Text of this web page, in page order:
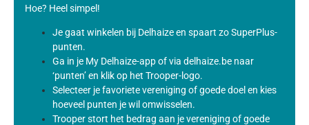
Hoe? Heel simpel!
Je gaat winkelen bij Delhaize en spaart zo SuperPlus-
punten.
Ga in je My Delhaize-app of via delhaize.be naar
‘punten’ en klik op het Trooper-logo.
Selecteer je favoriete vereniging of goede doel en kies
hoeveel punten je wil omwisselen.
Trooper stort het bedrag aan je vereniging of goede